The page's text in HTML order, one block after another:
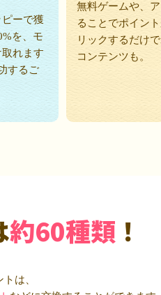
ーで獲
を、モ
れます
するご
無料ゲームや、
ることでポイン
リックするだけ
コンテンツも。
約60種類 ！
は、